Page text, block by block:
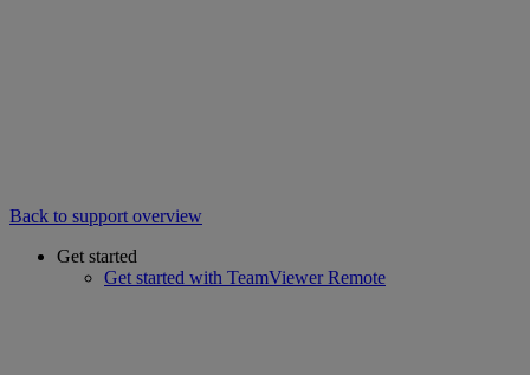
Back to support overview
Get started
Get started with TeamViewer Remote